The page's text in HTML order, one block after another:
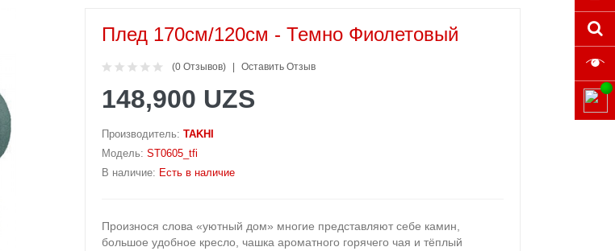
Плед 170см/120см - Темно Фиолетовый
(0 Отзывов) Оставить Отзыв
148,900 UZS
Производитель: TAKHI
Модель: ST0605_tfi
В наличие: Есть в наличие
Произнося слова «уютный дом» многие представляют себе камин,
большое удобное кресло, чашка ароматного горячего чая и тёплый